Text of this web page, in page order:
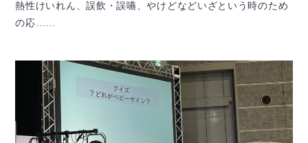
熱性けいれん、誤飲・誤嚥、やけどなどいざという時のため
の応……